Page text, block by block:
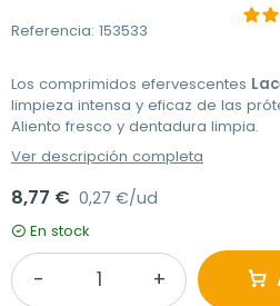
Referencia: 153533
Los comprimidos efervescentes
limpieza intensa y eficaz de las
Aliento fresco y dentadura limpia.
Ver descripción completa
8,77 € 0,27 €/ud
En stock